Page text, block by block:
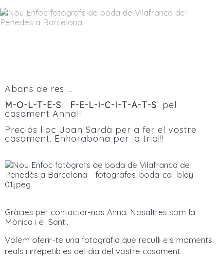
Abans de res ...
M-O-L-T-E-S F-E-L-I-C-I-T-A-T-S pel
casament Anna!!!
Preciós lloc Joan Sardà per a fer el vostre
casament. Enhorabona per la tria!!!
Gràcies per contactar-nos Anna. Nosaltres som la
Mònica i el Santi.
Volem oferir-te una fotografia que reculli els moments
reals i irrepetibles del dia del vostre casament.